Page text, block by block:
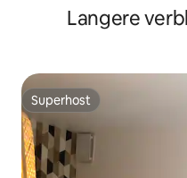
Langere
Superhost
Superhost